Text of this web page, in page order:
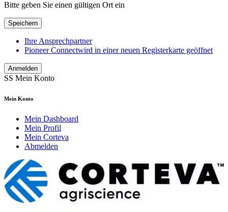
Bitte geben Sie einen gültigen Ort ein
Speichern
Ihre Ansprechpartner
Pioneer Connectwird in einer neuen Registerkarte geöffnet
Anmelden
SS Mein Konto
Mein Konto
Mein Dashboard
Mein Profil
Mein Corteva
Abmelden